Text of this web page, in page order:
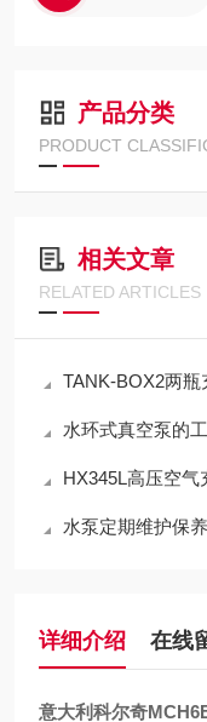
产品分类
PRODUCT
相关文章
RELATED ARTICLES
TANK-BOX2两瓶
水环式真空泵的
HX345L高压空气充填
水泵定期维护保
详细介绍 在线
意大利科尔奇